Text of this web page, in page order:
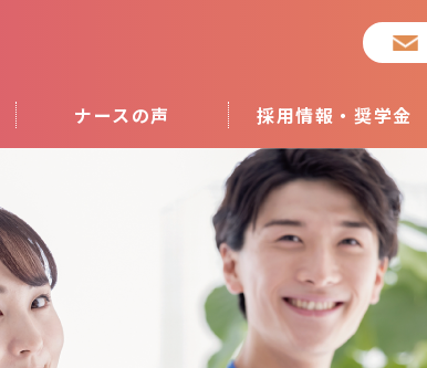
ナースの声 採用情報・奨学金